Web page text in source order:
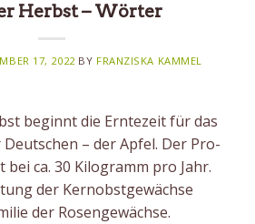
Herbst – Wörter
17, 2022BY FRANZISKA KAMMEL
beginnt die Erntezeit für das
– der Apfel. Der Pro-
ca. 30 Kilogramm pro Jahr.
der Kernobstgewächse
der Rosengewächse.